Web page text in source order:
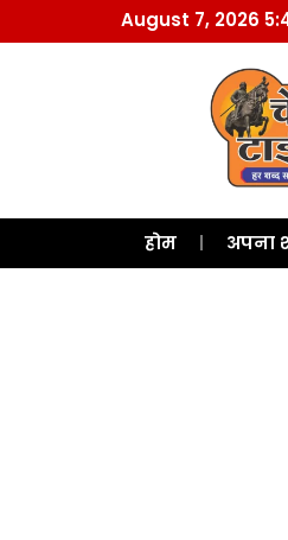
August 7, 2026
होम अपना